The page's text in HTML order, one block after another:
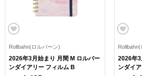
Rollbahn(ロルバーン)
2026年3月始まり 月間 M ロルバー
ンダイアリー フィルム B
2026年3
ンダイ